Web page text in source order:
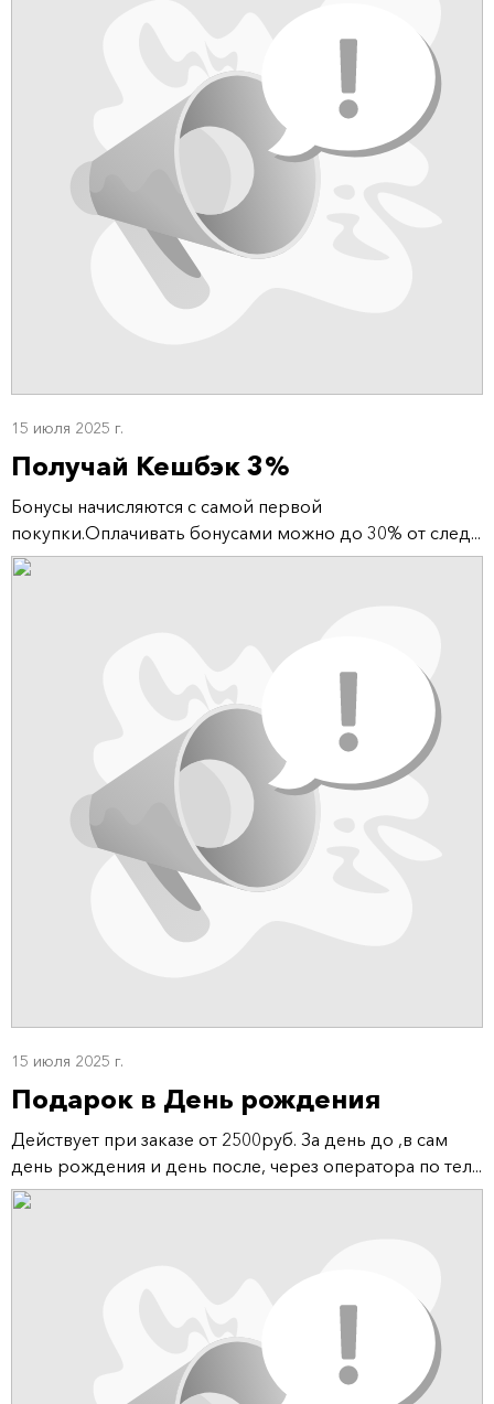
15 июля 2025 г.
Получай Кешбэк 3%
Бонусы начисляются с самой первой
покупки.Оплачивать бонусами можно до 30% от след...
15 июля 2025 г.
Подарок в День рождения
Действует при заказе от 2500руб. За день до ,в сам
день рождения и день после, через оператора по тел...